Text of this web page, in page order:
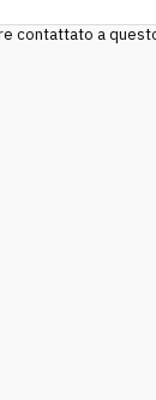
contattato a